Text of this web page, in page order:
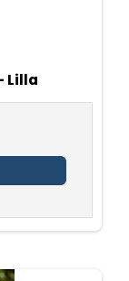
Lilla